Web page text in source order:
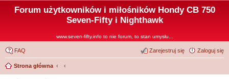
Forum użytkowników i miłośników Hondy CB 750
Seven-Fifty i Nighthawk
www.seven-fifty.info to nie forum, to stan umysłu...
FAQ Zaloguj się
Zarejestruj się
Strona główna